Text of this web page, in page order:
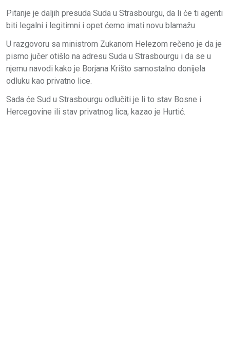
Pitanje je daljih presuda Suda u Strasbourgu, da li će ti agenti
biti legalni i legitimni i opet ćemo imati novu blamažu
U razgovoru sa ministrom Zukanom Helezom rečeno je da je
pismo jučer otišlo na adresu Suda u Strasbourgu i da se u
njemu navodi kako je Borjana Krišto samostalno donijela
odluku kao privatno lice.
Sada će Sud u Strasbourgu odlučiti je li to stav Bosne i
Hercegovine ili stav privatnog lica, kazao je Hurtić.